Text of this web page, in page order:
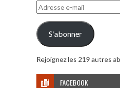
Adresse
e-
mail
S'abonner
Rejoignez les 219 autres
FACEBOOK